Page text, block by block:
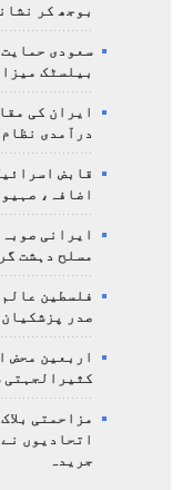
بوجھ کر
سعودی
بیلسٹک
ایران کی
درآمدی
قابض
اضافہ،
مسلح دہشت
فلسطین
صدر پزشکیان
اربعین محض
کثیرالجہتی
مزاحمتی
اتحادیوں
جریدہ